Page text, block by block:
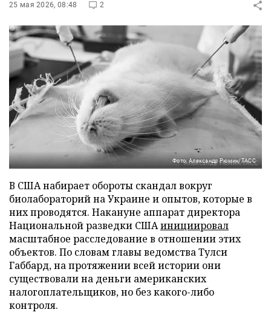
25 мая 2026, 08:48 2
Фото: Александр Рюмин/ТАСС
В США набирает обороты скандал вокруг
биолабораторий на Украине и опытов, которые в
них проводятся. Накануне аппарат директора
Национальной разведки СШАинициировал
масштабное расследование в отношении этих
объектов. По словам главы ведомства Тулси
Габбард, на протяжении всей истории они
существовали на деньги американских
налогоплательщиков, но без какого-либо
контроля.